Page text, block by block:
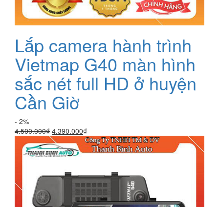
Lắp camera hành trình
Vietmap G40 màn hình
sắc nét full HD ở huyện
Cần Giờ
- 2%
4.500.000₫ Giá
gốc
là:
4.500.000₫.
4.390.000₫Giá
hiện
tại
4.390.000₫.